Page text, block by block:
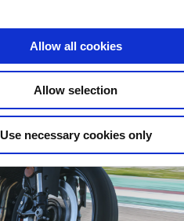
Allow all cookies
Allow selection
Use necessary cookies only